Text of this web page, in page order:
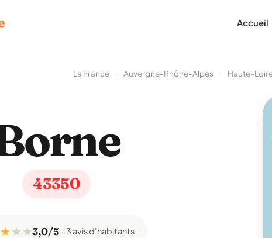
Accueil
La France Auvergne-Rhône-Alpes Haute-
43350
★ ★3,0/5 3 avis d'habitants